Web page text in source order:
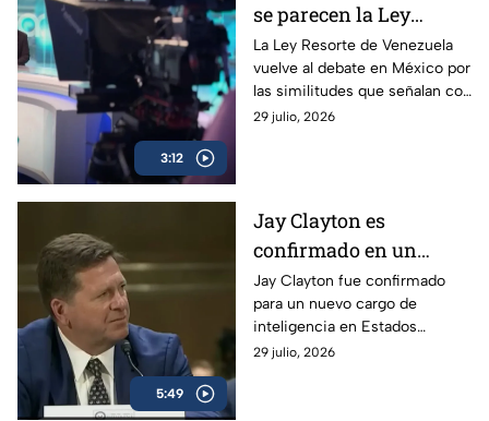
3:12
se parecen la Ley
Resorte de Venezuela y
los lineamientos de
audiencias de México
La Ley Resorte de Venezuela
vuelve al debate en México por
las similitudes que señalan con
los lineamientos de audiencias
29 julio, 2026
5:49
Jay Clayton es
confirmado en un
nuevo cargo de
inteligencia en Estados
Unidos; crece el foco
sobre casos ligados al
Jay Clayton fue confirmado
para un nuevo cargo de
inteligencia en Estados
Unidos. Su nombramiento
29 julio, 2026